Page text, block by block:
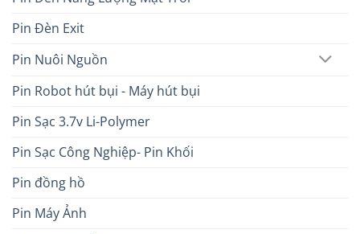
Pin Đèn Exit
Pin Nuôi Nguồn
Pin Robot hút bụi - Máy hút bụi
Pin Sạc 3.7v Li-Polymer
Pin Sạc Công Nghiệp- Pin Khối
Pin đồng hồ
Pin Máy Ảnh